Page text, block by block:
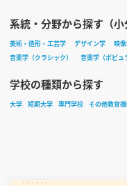
系統・分野から探す（小
美術・造形・工芸学 デザイン学 映
音楽学（クラシック）
音楽学（ポピュ
学校の種類から探す
大学 短期大学 専門学校 その他教育